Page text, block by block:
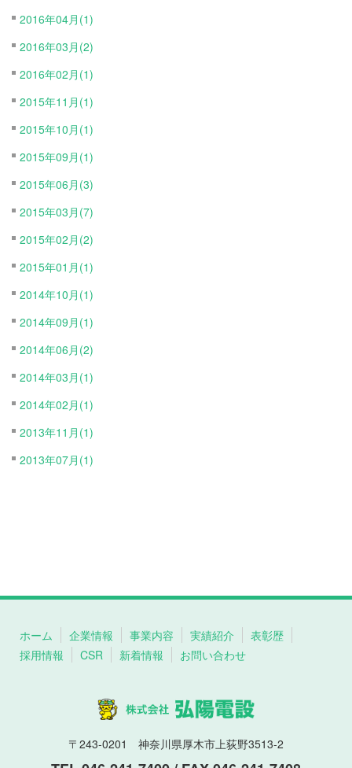
2016年04月(1)
2016年03月(2)
2016年02月(1)
2015年11月(1)
2015年10月(1)
2015年09月(1)
2015年06月(3)
2015年03月(7)
2015年02月(2)
2015年01月(1)
2014年10月(1)
2014年09月(1)
2014年06月(2)
2014年03月(1)
2014年02月(1)
2013年11月(1)
2013年07月(1)
ホーム 企業情報 事業内容 実績紹介
表彰歴
採用情報
CSR 新着情報 お問い合わせ
〒243-0201 神奈川県厚木市上荻野3513-2